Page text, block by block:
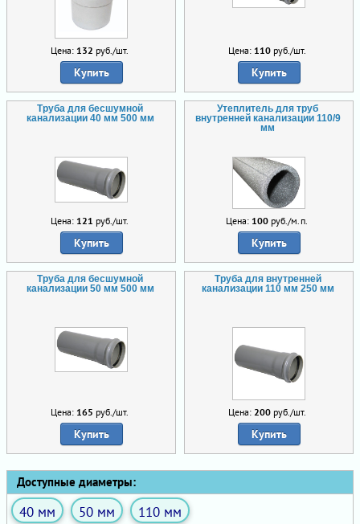
Цена: 132 руб./шт.
Купить
Цена: 110руб./шт.
Купить
Труба для бесшумной
канализации 40 мм 500 мм
Цена: 121 руб./шт.
Купить
Утеплитель для труб
внутренней канализации 110/9
мм
Цена: 100 руб./м.п.
Купить
Труба для бесшумной
канализации 50 мм 500 мм
Цена: 165 руб./шт.
Купить
Труба для внутренней
канализации 110 мм 250 мм
Цена: 200руб./шт.
Купить
Доступные диаметры:
40 мм 50 мм 110 мм